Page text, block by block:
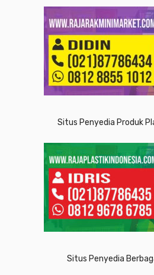
Situs Penyedia Produk
Situs Penyedia